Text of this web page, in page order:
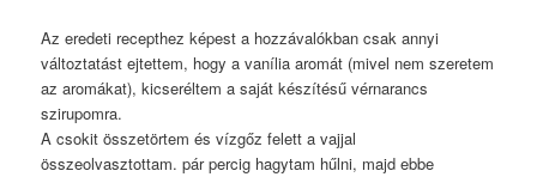
Az eredeti recepthez képest a hozzávalókban csak annyi
változtatást ejtettem, hogy a vanília aromát (mivel nem szeretem
az aromákat), kicseréltem a saját készítésű vérnarancs
szirupomra.
A csokit összetörtem és vízgőz felett a vajjal
összeolvasztottam. pár percig hagytam hűlni, majd ebbe